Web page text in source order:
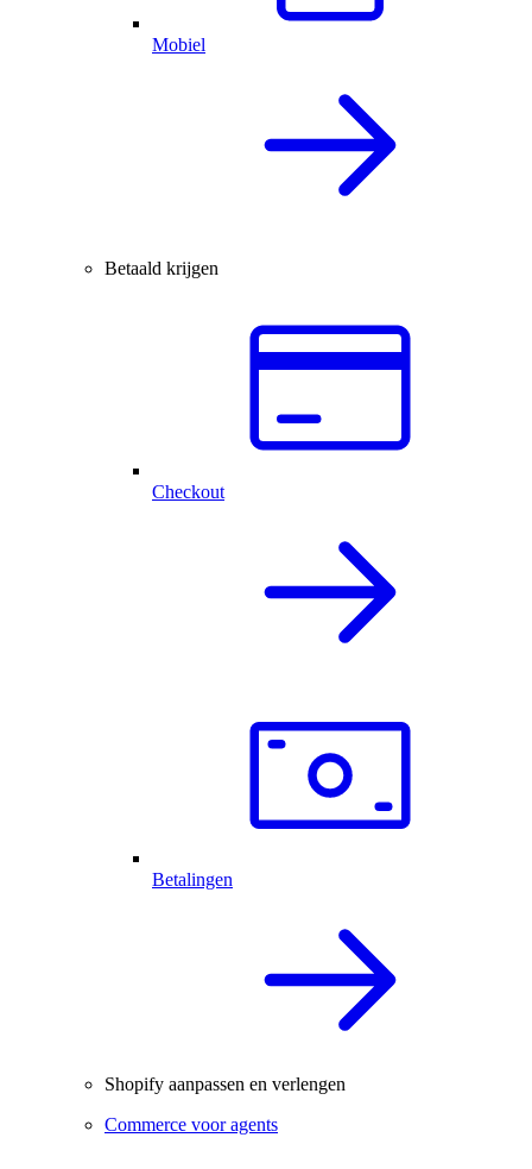
Mobiel
Betaald krijgen
Checkout
Betalingen
Shopify aanpassen en verlengen
Commerce voor agents